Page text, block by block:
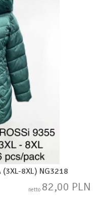
(3XL-8XL) NG3218
netto 82,00 PLN